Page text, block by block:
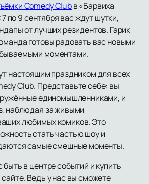
Comedy Clubв «Барвиха
по 9 сентября вас ждут шутки,
от лучших резидентов. Гарик
готовы радовать вас новыми
моментами.
настоящим праздником для всех
Club. Представьте себе: вы
единомышленниками, и
наблюдая за живыми
любимых комиков. Это
стать частью шоу и
самые смешные моменты.
быть в центре событий и купить
Ведь у нас вы сможете